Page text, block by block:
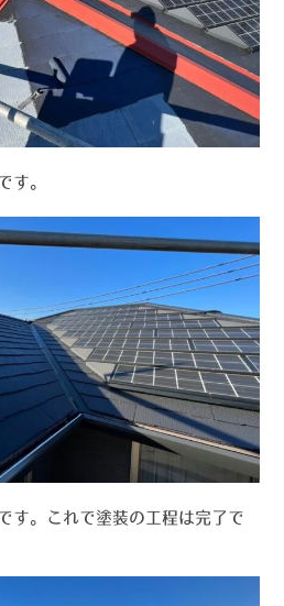
す。
す。これで塗装の工程は完了で